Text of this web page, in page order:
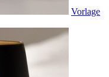
Vorlage